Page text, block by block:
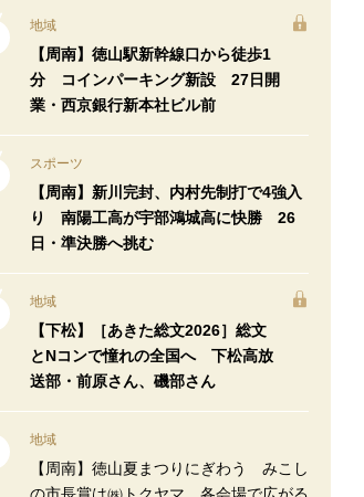
地域
【周南】徳山駅新幹線口から徒歩1
分 コインパーキング新設 27日開
業・西京銀行新本社ビル前
スポーツ
【周南】新川完封、内村先制打で4強入
り 南陽工高が宇部鴻城高に快勝 26
日・準決勝へ挑む
地域
【下松】［あきた総文2026］総文
とNコンで憧れの全国へ 下松高放
送部・前原さん、磯部さん
地域
【周南】徳山夏まつりにぎわう みこし